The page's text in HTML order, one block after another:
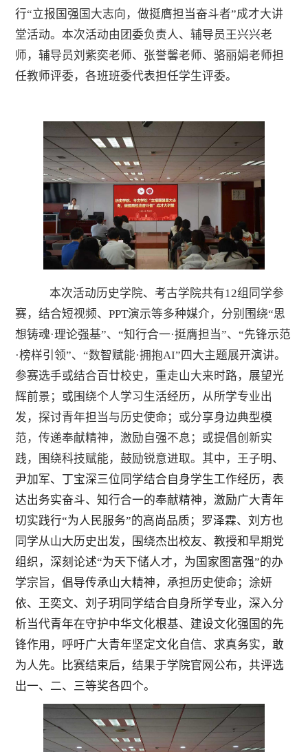
行“立报国强国大志向，做挺膺担当奋斗者”成才大讲
堂活动。本次活动由 团委负责人、辅导员王兴兴老
师，辅导员刘紫奕老师、张誉馨老师、骆丽娟老师担
任教师评委，各班班委代表担任学生评委。
本次活动历史学院、考古学院共有12组同学参
赛，结合短视频、PPT演示等多种媒介，分别围绕“思
想铸魂·理论强基”、“知行合一·挺膺担当”、“先锋示范
·榜样引领”、“数智赋能·拥抱AI”四大主题展开演讲。
参赛选手或结合百廿校史，重走山大来时路，展望光
辉前景 ；或围绕个人学习生活经历，从所学专业出
发，探讨青年担当与历史使命 ；或分享身边典型模
范，传递奉献精神 ，激励 自强不息；或提倡创新实
践，围绕科技赋能，鼓励锐意进取。 其中， 王子明、
尹加军、丁宝深三位同学结合自身学生工作经历，表
达出务实奋斗、知行合一的奉献精神，激励广大青年
切实践行“为人民服务”的高尚品质；罗泽霖、刘方也
同学从山大历史出发，围绕杰出校友、教授和早期党
组织，深刻论述“为天下储人才，为国家图富强”的办
学宗旨，倡导传承山大精神，承担历史使命；涂妍
依、王奕文、刘子玥 同学结合自身所学专业，深入分
析当代青年在守护中华文化根基、建设文化强国的先
锋作用，呼吁广大青年坚定文化自信、求真务实，敢
为人先。比赛结束后，结果于学院官网公布，共评选
出一、二、三等奖各四个。